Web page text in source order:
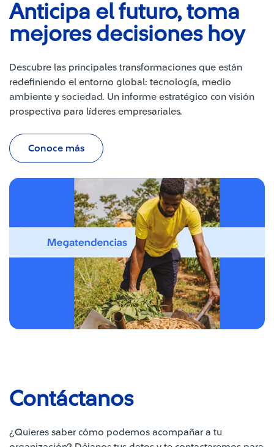
Anticipa el futuro, toma
mejores decisiones hoy
Descubre las principales transformaciones que están
redefiniendo el entorno global: tecnología, medio
ambiente y sociedad. Un informe estratégico con visión
prospectiva para líderes empresariales.​
Conoce más
Contáctanos
¿Quieres saber cómo podemos acompañar a tu